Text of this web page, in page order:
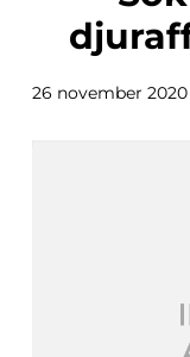
26 november 2020